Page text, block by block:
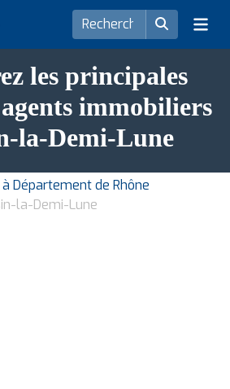
les principales
agents immobiliers
la-Demi-Lune
Département de Rhône
la-Demi-Lune